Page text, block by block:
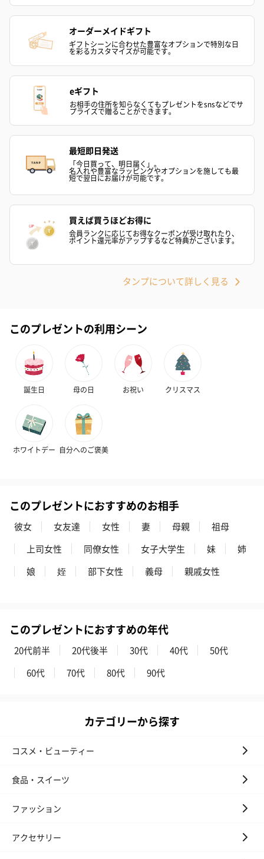
紅茶・コーヒー・スイーツ
紅茶・コーヒー・スイーツを同梱してお届けいたします。ギフト
への＋αにおすすめです。
アールグレイ（HAPPY
BIRTHDAY TO YOU）
（660円）
アールグレイティー
（660円）
円）
スイーツを同梱してお届けいたします。ギフトへの＋αにおすすめ
ゼリーバウム カット
スキンケアグッズ
スキンケアグッズを同梱してお届けします。
ト【ありがとう】
ドクリーム（ピンクグ
リラックスグッズ
オーダーメイドギフト
ギフトシーンに合わせた豊富なオプションで特別な日
を彩るカスタマイズが可能です。
eギフト
お相手の住所を知らなくてもプレゼントをsnsなどでサ
プライズで贈ることができます。
最短即日発送
「今日買って、明日届く」。
名入れや豊富なラッピングやオプションを施しても最
短で翌日にお届けが可能です。
買えば買うほどお得に
会員ランクに応じてお得なクーポンが受け取れたり、
ポイント還元率がアップするなど特典がございます。
タンプについて詳しく見る
このプレゼントの利用シーン
誕生日 母の日 お祝い クリスマス
ホワイトデー 自分へのご褒美
このプレゼントにおすすめのお相手
彼女 女友達 女性 妻 母親
祖母
上司女性
同僚女性 女子大学生 妹
姉
娘
姪 部下女性 義母 親戚女性
このプレゼントにおすすめの年代
20代前半 20代後半 30代 40代
50代
60代
70代 80代 90代
カテゴリーから探す
コスメ・ビューティー
食品・スイーツ
ファッション
アクセサリー